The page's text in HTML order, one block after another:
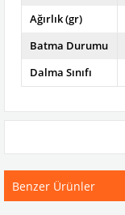
Ağırlık (gr)
Batma Durumu
Dalma Sınıfı
Benzer Ürünler